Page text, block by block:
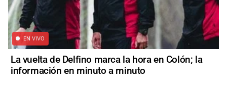
EN VIVO
La vuelta de Delfino marca la hora en Colón; la
información en minuto a minuto